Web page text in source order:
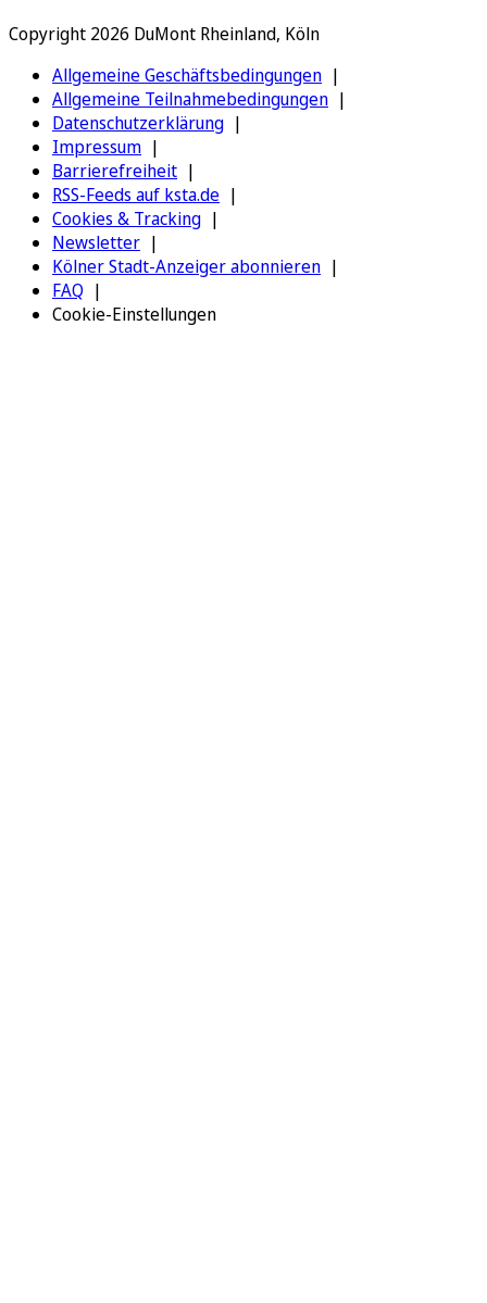
Copyright 2026 DuMont Rheinland, Köln
Allgemeine Geschäftsbedingungen
Allgemeine Teilnahmebedingungen
Datenschutzerklärung
Impressum
Barrierefreiheit
RSS-Feeds auf ksta.de
Cookies & Tracking
Newsletter
Kölner Stadt-Anzeiger abonnieren
FAQ
Cookie-Einstellungen